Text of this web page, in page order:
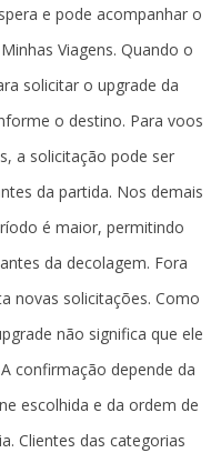
e pode acompanhar o
Viagens. Quando o
solicitar o upgrade da
o destino. Para voos
a solicitação pode ser
da partida. Nos demais
é maior, permitindo
da decolagem. Fora
novas solicitações. Como
não significa que ele
confirmação depende da
escolhida e da ordem de
Clientes das categorias